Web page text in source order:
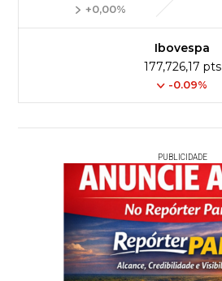
+0,00%
Ibovespa
177,726,17 pts
-0.09%
PUBLICIDADE